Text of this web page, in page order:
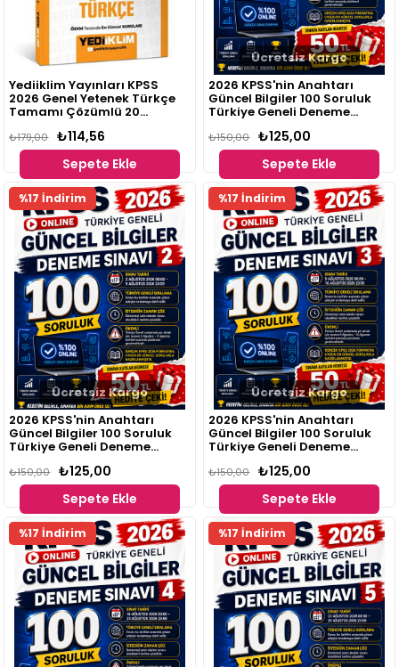
Yediiklim Yayınları KPSS
2026 Genel Yetenek Türkçe
Tamamı Çözümlü 20
₺114,56
₺179,00
Sepete Ekle
Ücretsiz Kargo
2026 KPSS'nin Anahtarı
Güncel Bilgiler 100 Soruluk
Türkiye Geneli Deneme
₺125,00
₺150,00
Sepete Ekle
Ücretsiz Kargo
2026 KPSS'nin Anahtarı
Güncel Bilgiler 100 Soruluk
Türkiye Geneli Deneme
₺125,00
₺150,00
Sepete Ekle
%17 İndirim
Fırsat
Ürünü
Ücretsiz Kargo
2026 KPSS'nin Anahtarı
Güncel Bilgiler 100 Soruluk
Türkiye Geneli Deneme
₺125,00
₺150,00
Sepete Ekle
%17 İndirim
Fırsat
Ürünü
%17 İndirim
Fırsat
Ürünü
%17 İndirim
Fırsat
Ürünü